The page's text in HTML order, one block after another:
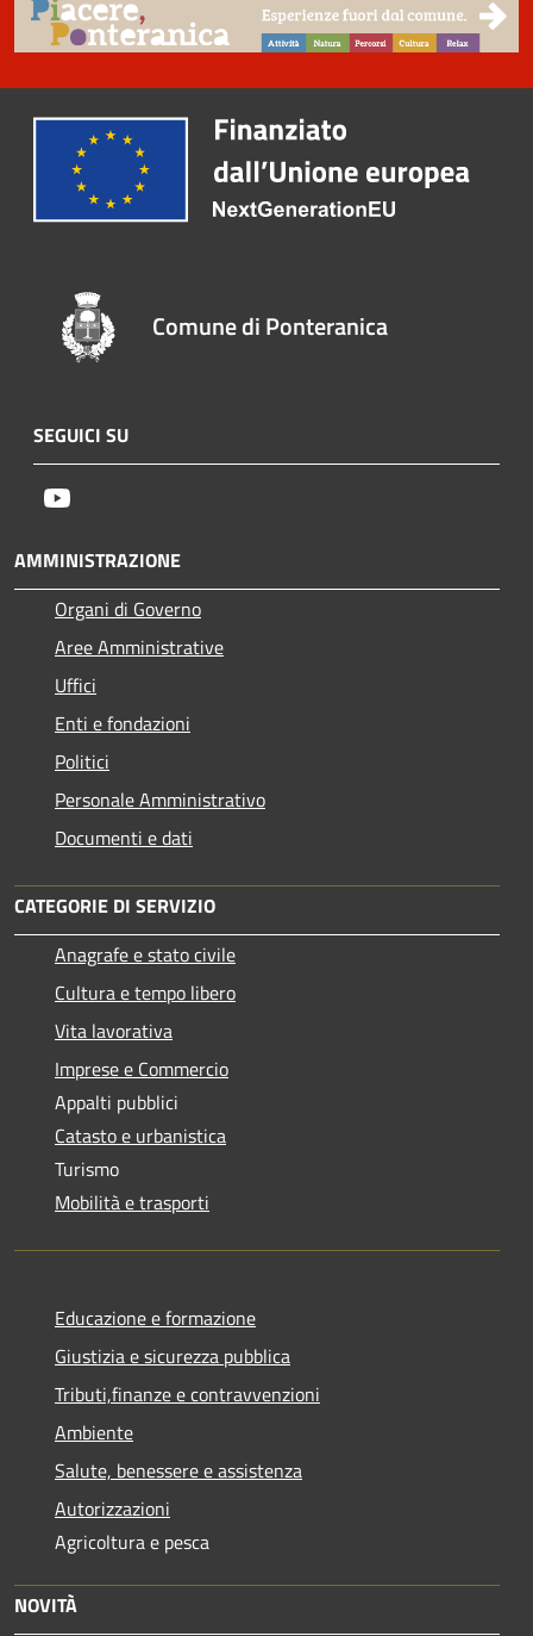
Comune di Ponteranica
SEGUICI SU
AMMINISTRAZIONE
Organi di Governo
Aree Amministrative
Uffici
Enti e fondazioni
Politici
Personale Amministrativo
Documenti e dati
CATEGORIE DI SERVIZIO
Anagrafe e stato civile
Cultura e tempo libero
Vita lavorativa
Imprese e Commercio
Appalti pubblici
Catasto e urbanistica
Turismo
Mobilità e trasporti
Educazione e formazione
Giustizia e sicurezza pubblica
Tributi,finanze e contravvenzioni
Ambiente
Salute, benessere e assistenza
Autorizzazioni
Agricoltura e pesca
NOVITÀ